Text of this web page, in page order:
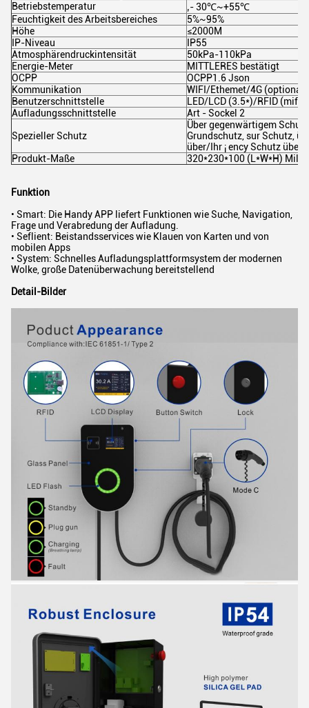
Betriebstemperatur
‚- 30℃~+55℃
Feuchtigkeit des Arbeitsbereiches
5%~95%
Höhe
≤2000M
IP-Niveau
IP55
Atmosphärendruckintensität
50kPa-110kPa
Energie-Meter
MITTLERES bestätigt
OCPP
OCPP1.6 Json
Kommunikation
WIFI/Ethemet/4G (optional)
Benutzerschnittstelle
LED/LCD (3.5*)/RFID
Aufladungsschnittstelle
Art - Sockel 2
Spezieller Schutz
Über gegenwärtigem
Grundschutz, sur Schutz,
über/Ihr ¡ ency Schutz
Produkt-Maße
320*230*100 (L*W*H)
Funktion
• Smart: Die Handy APP liefert Funktionen wie Suche, Navigation,
Frage und Verabredung der Aufladung.
• Seflient: Beistandsservices wie Klauen von Karten und von
mobilen Apps
• System: Schnelles Aufladungsplattformsystem der modernen
Wolke, große Datenüberwachung bereitstellend
Detail-Bilder